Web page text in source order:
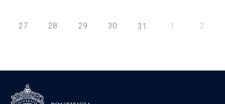
27 28 29 30 31 1 2